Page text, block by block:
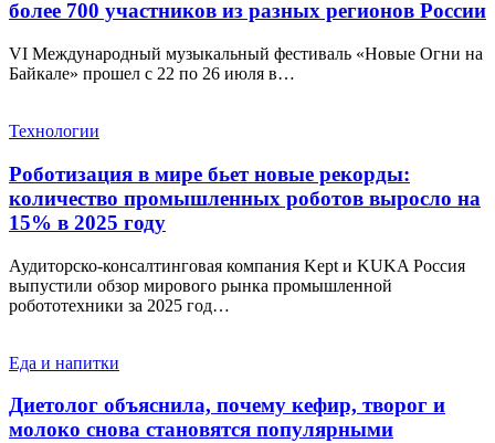
более 700 участников из разных регионов России
VI Международный музыкальный фестиваль «Новые Огни на
Байкале» прошел с 22 по 26 июля в…
Технологии
Роботизация в мире бьет новые рекорды:
количество промышленных роботов выросло на
15% в 2025 году
Аудиторско-консалтинговая компания Kept и KUKA Россия
выпустили обзор мирового рынка промышленной
робототехники за 2025 год…
Еда и напитки
Диетолог объяснила, почему кефир, творог и
молоко снова становятся популярными